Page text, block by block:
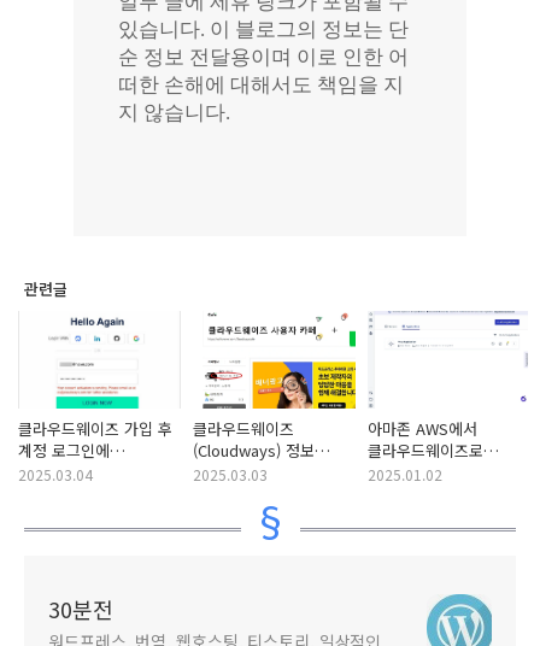
관련글
클라우드웨이즈 가입 후
계정 로그인에
실패하거나 X/트위터,
2025.03.04
클라우드웨이즈
(Cloudways) 정보
공유를 위한 네이버
2025.03.03
아마존 AWS에서
클라우드웨이즈로
워드프레스 멀티사이트
2025.01.02
30분전